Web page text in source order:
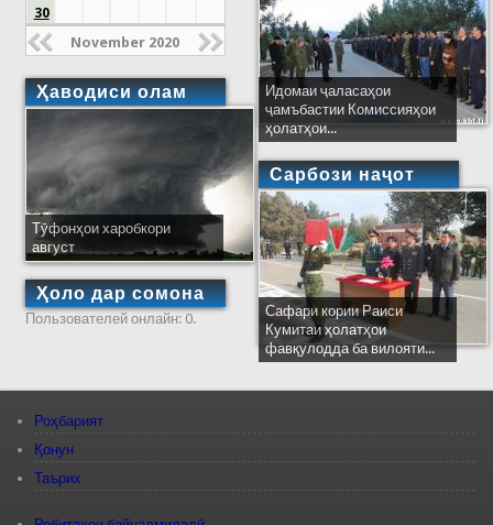
30
November 2020
Ҳаводиси олам
Тӯфонҳои харобкори
август
Ҳоло дар сомона
Пользователей онлайн: 0.
Идомаи ҷаласаҳои
ҷамъбастии Комиссияҳои
ҳолатҳои...
Сарбози наҷот
Сафари кории Раиси
Кумитаи ҳолатҳои
фавқулодда ба вилояти...
Роҳбарият
Қонун
Таърих